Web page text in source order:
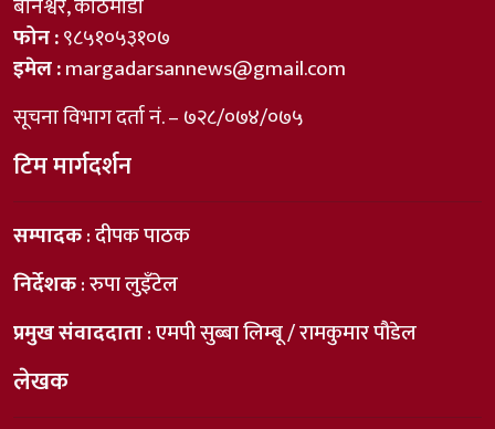
फोन :९८५१०५३१०७
इमेल :margadarsannews@gmail.com
सूचना विभाग दर्ता नं. – ७२८/०७४/०७५
टिम मार्गदर्शन
सम्पादक: दीपक पाठक
निर्देशक: रुपा लुइँटेल
प्रमुख संवाददाता: एमपी सुब्बा लिम्बू / रामकुमार पौडेल
लेखक